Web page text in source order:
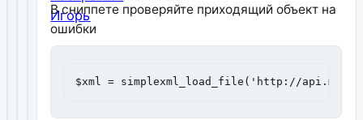
В сниппете проверяйте приходящий объект на
ошибки
$xml = simplexml_load_file('http://